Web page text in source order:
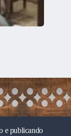
e publicando